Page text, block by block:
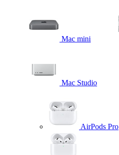
Mac mini
Mac Studio
AirPods Pro